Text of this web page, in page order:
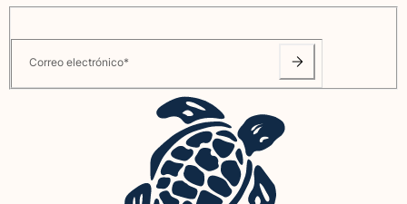
Calcetines
Juegos de playa
Ver todo Juegos de playa
Correo electrónico*